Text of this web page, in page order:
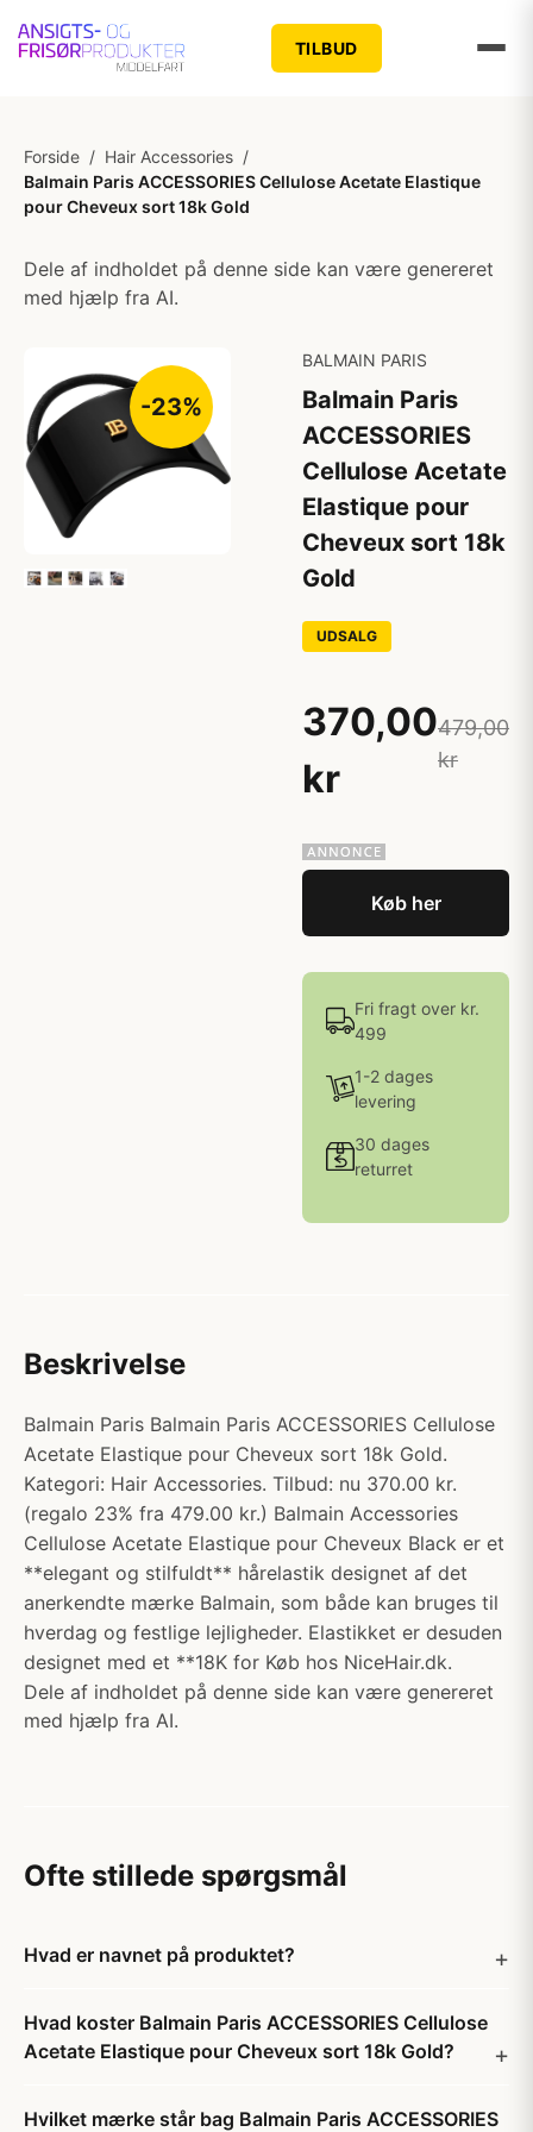
TILBUD
Forside / Hair Accessories /
Balmain Paris ACCESSORIES Cellulose Acetate Elastique
pour Cheveux sort 18k Gold
Dele af indholdet på denne side kan være genereret
med hjælp fra AI.
-23%
BALMAIN PARIS
Balmain Paris
ACCESSORIES
Cellulose Acetate
Elastique pour
Cheveux sort 18k
Gold
UDSALG
370,00
kr
479,00
kr
Køb her
Fri fragt over kr.
499
1-2 dages
levering
30 dages
returret
Beskrivelse
Balmain Paris Balmain Paris ACCESSORIES Cellulose
Acetate Elastique pour Cheveux sort 18k Gold.
Kategori: Hair Accessories. Tilbud: nu 370.00 kr.
(regalo 23% fra 479.00 kr.) Balmain Accessories
Cellulose Acetate Elastique pour Cheveux Black er et
**elegant og stilfuldt** hårelastik designet af det
anerkendte mærke Balmain, som både kan bruges til
hverdag og festlige lejligheder. Elastikket er desuden
designet med et **18K for Køb hos NiceHair.dk.
Dele af indholdet på denne side kan være genereret
med hjælp fra AI.
Ofte stillede spørgsmål
Hvad er navnet på produktet?
Hvad koster Balmain Paris ACCESSORIES Cellulose
Acetate Elastique pour Cheveux sort 18k Gold?
Hvilket mærke står bag Balmain Paris ACCESSORIES